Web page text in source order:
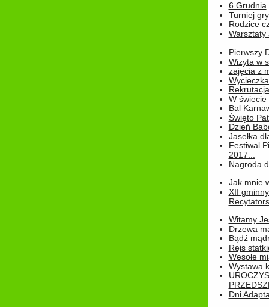
6 Grudnia
Turniej
Rodzice
Warsztaty
Pierwszy
Wizyta w
zajęcia z
W świecie
Bal
Święto
Dzień
Jasełka
Festiwal
2017...
Nagroda
Jak mnie
XII
Witamy
Drzewa
Bądź
Rejs
Wesołe
Wystawa
Dni